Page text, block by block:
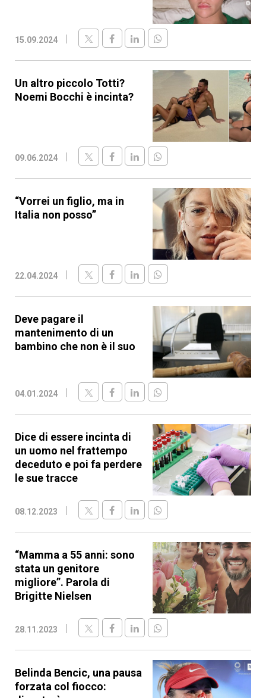
15.09.2024
Un altro piccolo Totti?
Noemi Bocchi è incinta?
09.06.2024
“Vorrei un figlio, ma in
Italia non posso”
22.04.2024
Deve pagare il
mantenimento di un
bambino che non è il suo
04.01.2024
Dice di essere incinta di
un uomo nel frattempo
deceduto e poi fa perdere
le sue tracce
08.12.2023
“Mamma a 55 anni: sono
stata un genitore
migliore”. Parola di
Brigitte Nielsen
28.11.2023
Belinda Bencic, una pausa
forzata col fiocco: